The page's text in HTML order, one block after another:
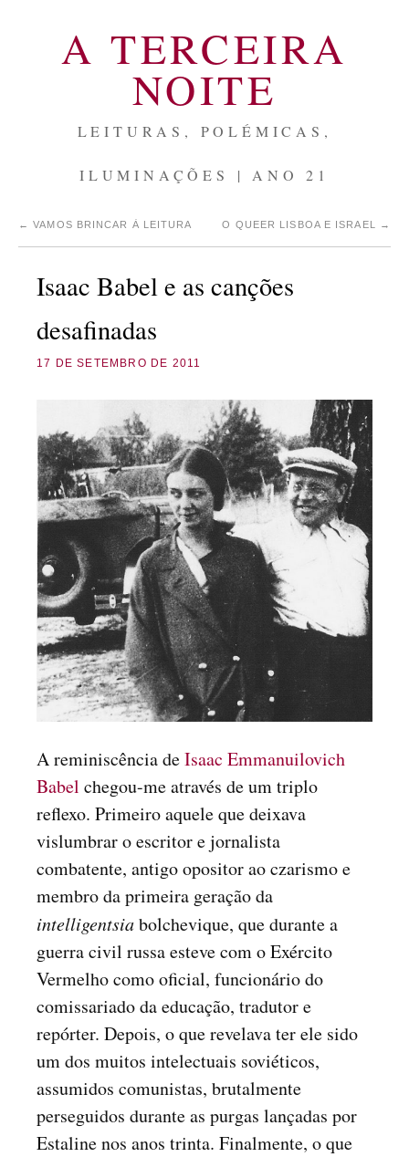
A TERCEIRA
NOITE
LEITURAS, POLÉMICAS,
ILUMINAÇÕES | ANO 21
← VAMOS BRINCAR À LEITURA O QUEER LISBOA E ISRAEL →
Isaac Babel e as canções
desafinadas
17 DE SETEMBRO DE 2011
A reminiscência deIsaac Emmanuilovich
Babel chegou-me através de um triplo
reflexo. Primeiro aquele que deixava
vislumbrar o escritor e jornalista
combatente, antigo opositor ao czarismo e
membro da primeira geração da
intelligentsiabolchevique, que durante a
guerra civil russa esteve com o Exército
Vermelho como oficial, funcionário do
comissariado da educação, tradutor e
repórter. Depois, o que revelava ter ele sido
um dos muitos intelectuais soviéticos,
assumidos comunistas, brutalmente
perseguidos durante as purgas lançadas por
Estaline nos anos trinta. Finalmente, o que